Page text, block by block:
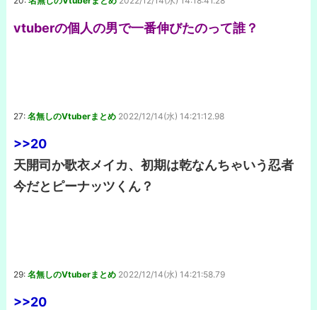
vtuberの個人の男で一番伸びたのって誰？
27: 名無しのVtuberまとめ 2022/12/14(水) 14:21:12.98
>>20
天開司か歌衣メイカ、初期は乾なんちゃいう忍者
今だとピーナッツくん？
29: 名無しのVtuberまとめ 2022/12/14(水) 14:21:58.79
>>20